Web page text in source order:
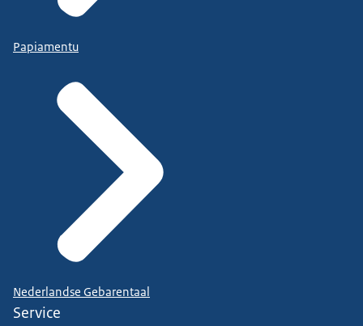
Papiamentu
Nederlandse Gebarentaal
Service